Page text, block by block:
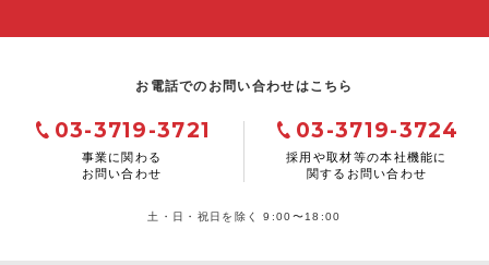
お電話でのお問い合わせはこちら
03-3719-3721
事業に関わる
お問い合わせ
03-3719-3724
採用や取材等の本社機能に
関するお問い合わせ
土・日・祝日を除く 9:00〜18:00